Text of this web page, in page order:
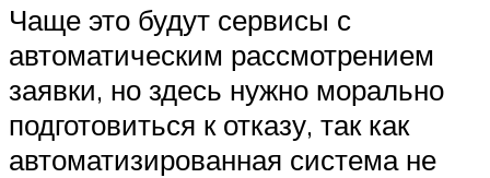
Чаще это будут сервисы с
автоматическим рассмотрением
заявки, но здесь нужно морально
подготовиться к отказу, так как
автоматизированная система не